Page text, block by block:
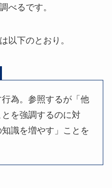
べるです。
以下のとおり。
為。参照するが「他
を強調するのに対
識を増やす」ことを